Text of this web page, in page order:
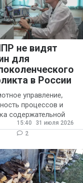
не видят
для
в России
управление,
процессов и
содержательной
связи от
являются
и раздражения в
15:40
31 июля 2026
2